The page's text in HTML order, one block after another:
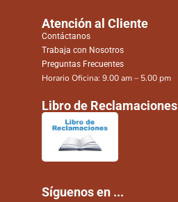
Atención al Cliente
Contáctanos
Trabaja con Nosotros
Preguntas Frecuentes
Horario Oficina: 9.00 am – 5.00 pm
Libro de Reclamaciones
Síguenos en ...